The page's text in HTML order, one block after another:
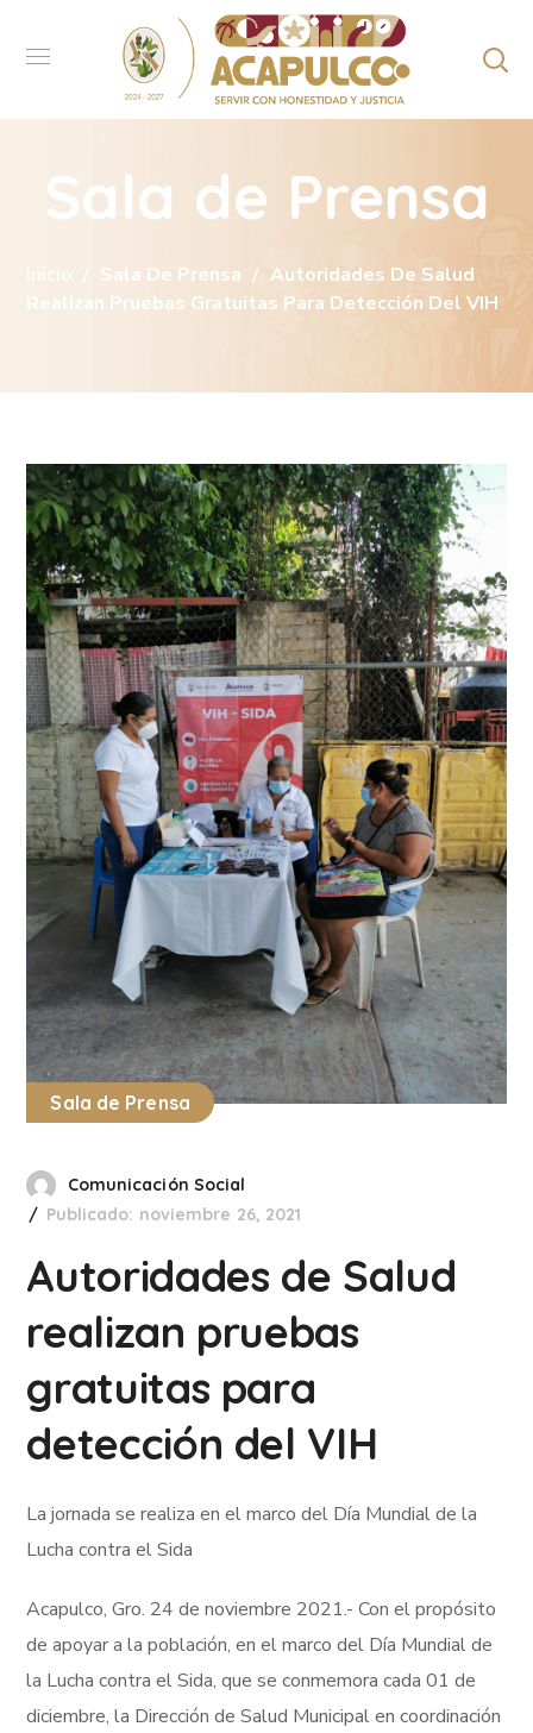
Sala de Prensa
Inicio Sala De Prensa
Autoridades De Salud
Realizan Pruebas Gratuitas Para Detección Del VIH
Sala de Prensa
Comunicación Social
Publicado: noviembre 26, 2021
Autoridades de Salud
realizan pruebas
gratuitas para
detección del VIH
La jornada se realiza en el marco del Día Mundial de la
Lucha contra el Sida
Acapulco, Gro. 24 de noviembre 2021.- Con el propósito
de apoyar a la población, en el marco del Día Mundial de
la Lucha contra el Sida, que se conmemora cada 01 de
diciembre, la Dirección de Salud Municipal en coordinación